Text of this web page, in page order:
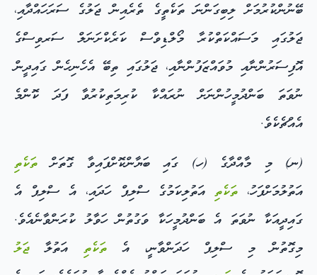
ބޭނުންކުރުމަށް ލިބިގަންނަ ތަކެތީގެ ތެރެއިން ޖަލުގެ ސަރަހައްދާއި،
ޖަލުގައި މަސައްކަތްކުރާ މޯލްޑިވްސް ކަރެކްށަނަލް ސަރވިސްގެ
އޮފިސަރުންނާއި މުވައްޒަފުންނާއި، ޖަލުގައި ތިބޭ އެހެނިހެން ގައިދީން
ނުވަތަ ބަންދުމީހުންނަށް ނުރައްކާ ކުރިމަތިކުރުވާ ފަދަ ކޮންމެ
އެއްޗެކެވެ.
(ނ) މި މާއްދާގެ (ހ) ގައި ބަޔާންކޮށްފައިވާ ގޮތަށް ތަކެތި
އަތުލުމަށްފަހު،ތަކެތި އަތުލިކަމުގެ ސްލިޕް ހަދައި، އެ ސްލިޕް އެ
ގައިދީއަކާ ނުވަތަ އެ ބަންދުމީހަކާ ވަގުތުން ހަވާލު ކުރަންވާނެއެވެ.
މިގޮތުން މި ސްލިޕް ހަދަންވާނީ، އެތަކެތި އަތުލާ ޖަލު